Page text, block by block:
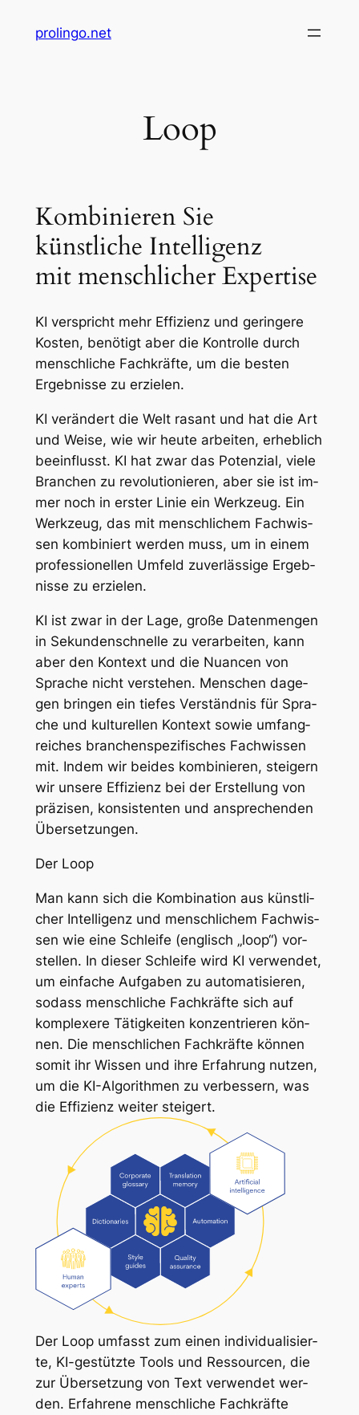
Inhaltprolingo.net
Loop
Kombinieren Sie
künstliche Intelligenz
mit menschlicher Expertise
KI verspricht mehr Effizienz und geringere
Kosten, benötigt aber die Kontrolle durch
menschliche Fachkräfte, um die besten
Ergebnisse zu erzielen.
KI ver­än­dert die Welt ra­sant und hat die Art
und Wei­se, wie wir heu­te ar­bei­ten, er­heb­lich
be­ein­flusst. KI hat zwar das Po­ten­zi­al, vie­le
Bran­chen zu re­vo­lu­tio­nie­ren, aber sie ist im­
mer noch in ers­ter Li­nie ein Werk­zeug. Ein
Werk­zeug, das mit mensch­li­chem Fach­wis­
sen kom­bi­niert wer­den muss, um in ei­nem
pro­fes­sio­nel­len Um­feld zu­ver­läs­si­ge Er­geb­
nis­se zu er­zie­len.
KI ist zwar in der La­ge, gro­ße Da­ten­men­gen
in Se­kun­den­schnel­le zu ver­ar­bei­ten, kann
aber den Kon­text und die Nu­an­cen von
Spra­che nicht ver­ste­hen. Men­schen da­ge­
gen brin­gen ein tie­fes Ver­ständ­nis für Spra­
che und kul­tu­rel­len Kon­text so­wie um­fang­
rei­ches bran­chen­spe­zi­fi­sches Fach­wis­sen
mit. In­dem wir bei­des kom­bi­nie­ren, stei­gern
wir un­se­re Ef­fi­zi­enz bei der Er­stel­lung von
prä­zi­sen, kon­sis­ten­ten und an­spre­chen­den
Über­set­zun­gen.
Der Loop
Man kann sich die Kom­bi­na­ti­on aus künst­li­
cher In­tel­li­genz und mensch­li­chem Fach­wis­
sen wie ei­ne Schlei­fe (eng­lisch „loop“) vor­
stel­len. In die­ser Schlei­fe wird KI ver­wen­det,
um ein­fa­che Auf­ga­ben zu au­to­ma­ti­sie­ren,
so­dass mensch­li­che Fach­kräf­te sich auf
kom­ple­xe­re Tä­tig­kei­ten kon­zen­trie­ren kön­
nen. Die mensch­li­chen Fach­kräf­te kön­nen
so­mit ihr Wis­sen und ih­re Er­fah­rung nut­zen,
um die KI-Al­go­rith­men zu ver­bes­sern, was
die Ef­fi­zi­enz wei­ter stei­gert.
Der Loop um­fasst zum ei­nen in­di­vi­dua­li­sier­
te, KI-ge­stütz­te Tools und Res­sour­cen, die
zur Über­set­zung von Text ver­wen­det wer­
den. Er­fah­re­ne mensch­li­che Fach­kräf­te